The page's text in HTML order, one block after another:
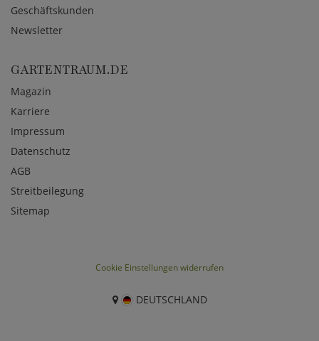
Geschäftskunden
Newsletter
GARTENTRAUM.DE
Magazin
Karriere
Impressum
Datenschutz
AGB
Streitbeilegung
Sitemap
Cookie Einstellungen widerrufen
DEUTSCHLAND